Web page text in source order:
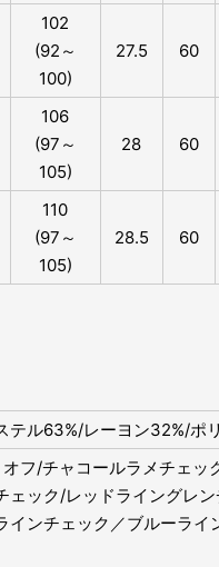
102
(92～
100)
27.5 60
106
(97～
105)
28 60
110
(97～
105)
28.5 60
テル63%/レーヨン32%/ポ
フ/チャコールラメチェッ
ェック/レッドライングレ
インチェック／ブルーライ